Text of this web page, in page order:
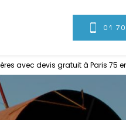
01
avec devis gratuit à Paris 75